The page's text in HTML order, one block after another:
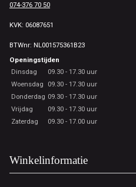
074-376 70 50
KVK: 06087651
BTWnr: NL001575361B23
Openingstijden
Dinsdag
09.30 - 17.30 uur
Woensdag
09.30 - 17.30 uur
Donderdag 09.30 - 17.30 uur
Vrijdag
09.30 - 17.30 uur
Zaterdag
09.30 - 17.00 uur
Winkelinformatie